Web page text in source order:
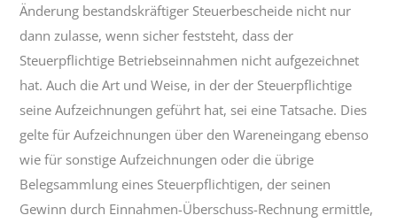
Änderung bestandskräftiger Steuerbescheide nicht nur
dann zulasse, wenn sicher feststeht, dass der
Steuerpflichtige Betriebseinnahmen nicht aufgezeichnet
hat. Auch die Art und Weise, in der der Steuerpflichtige
seine Aufzeichnungen geführt hat, sei eine Tatsache. Dies
gelte für Aufzeichnungen über den Wareneingang ebenso
wie für sonstige Aufzeichnungen oder die übrige
Belegsammlung eines Steuerpflichtigen, der seinen
Gewinn durch Einnahmen-Überschuss-Rechnung ermittle,